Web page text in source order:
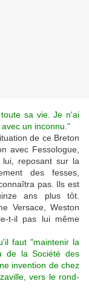
sa vie. Je n'ai
un inconnu."
de ce Breton
avec Fessologue,
reposant sur la
des fesses,
pas. Ils est
ans plus tôt.
Versace, Weston
t-il pas lui même
faut "maintenir la
de la Société des
invention de chez
vers le rond-